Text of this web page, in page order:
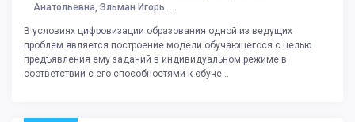
Анатольевна, Эльман Игорь. . .
В условиях цифровизации образования одной из ведущих
проблем является построение модели обучающегося с целью
предъявления ему заданий в индивидуальном режиме в
соответствии с его способностями к обуче...